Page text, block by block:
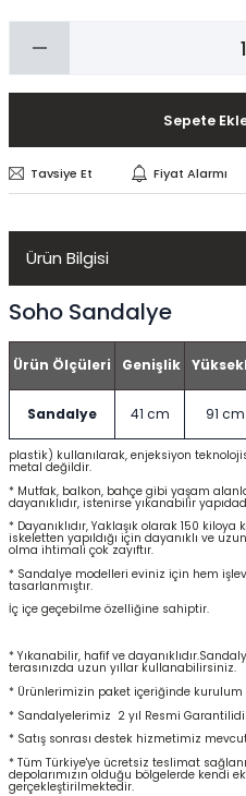
Sepete
Tavsiye Et Fiyat Alarmı
Ürün Bilgisi
Soho Sandalye
Ürün Ölçüleri Genişlik
Sandalye 41 cm 91 cm
plastik) kullanılarak, enjeksiyon
metal değildir.
* Mutfak, balkon, bahçe gibi yaşam
dayanıklıdır, istenirse yıkanabilir
* Dayanıklıdır, Yaklaşık olarak 150
iskeletten yapıldığı için dayanıklı ve
olma ihtimali çok zayıftır.
* Sandalye modelleri eviniz için hem
tasarlanmıştır.
İç içe geçebilme özelliğine sahiptir.
* Yıkanabilir, hafif ve
terasınızda uzun yıllar kullanabilirsiniz.
* Ürünlerimizin paket içeriğinde kurulum
* Sandalyelerimiz 2 yıl Resmi
* Satış sonrası destek hizmetimiz
* Tüm Türkiye'ye ücretsiz teslimat
depolarımızın olduğu bölgelerde kendi
gerçekleştirilmektedir.